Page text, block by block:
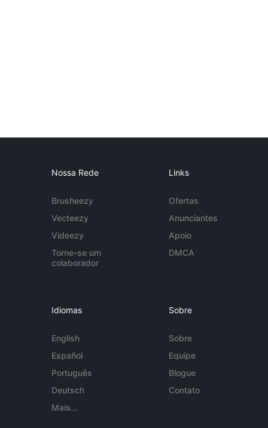
Nossa Rede
Brusheezy
Vecteezy
Videezy
Torne-se um
colaborador
Links
Ofertas
Anunciantes
Apoio
DMCA
Idiomas
English
Español
Português
Deutsch
Mais...
Sobre
Sobre
Equipe
Blogue
Contato